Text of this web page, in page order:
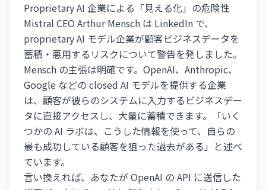
Proprietary AI 企業による「見える化」の危険性
Mistral CEO Arthur Mensch は LinkedIn で、
proprietary AI モデル企業が顧客ビジネスデータを
蓄積・悪用するリスクについて警告を発しました。
Mensch の主張は明確です。OpenAI、Anthropic、
Google などの closed AI モデルを提供する企業
は、顧客が彼らのシステムに入力するビジネスデー
タに直接アクセスし、大量に蓄積できます。「いく
つかの AI ラボは、こうした情報を使って、自らの
最も成功している顧客を狙った過去がある」と述べ
ています。
言い換えれば、あなたが OpenAI の API に送信した